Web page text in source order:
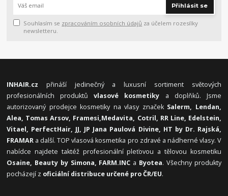
Přihlásit se
Souhlasím se zpracováním osobních údajů za účelem rozesílky
newsletteru.
INHAIR.cz přináší jedinečný a luxusní sortiment světových
profesionálních produktůvlasové kosmetiky a doplňků. Jsme
autorizovaný prodejce kosmetiky na vlasy značek Salerm, Lendan,
Alea, Tomas Arsov, Framesi,Medavita, Cotril, RR Line, Edelstein,
Vitael, PerfectHair, JJ, JP Jana Paulová Divine, HT by Dr. Rajská,
FRAMAR a další. TOP vlasová kosmetika pro zdravé a nádherné vlasy. V
nabídce najdete taktéž profesionální pleťovou a tělovou kosmetiku
Osaine, Beauty by Simona, FARM.INC a Byotea. Všechny produkty
pocházejí z oficiální distribuce určené pro ČR/EU.